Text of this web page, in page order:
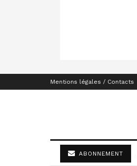
Mentions légales / Contacts
ABONNEMENT